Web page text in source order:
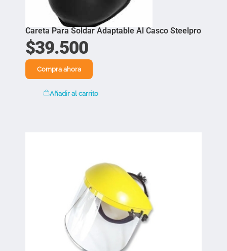
Careta Para Soldar Adaptable Al Casco Steelpro
$39.500
Compra ahora
Añadir al carrito